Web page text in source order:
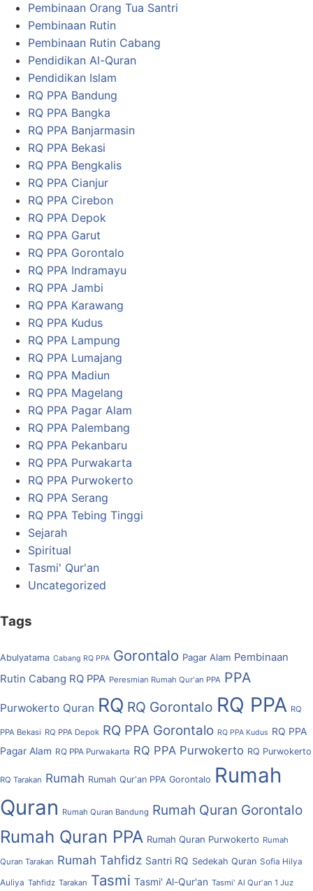
Pembinaan Orang Tua Santri
Pembinaan Rutin
Pembinaan Rutin Cabang
Pendidikan Al-Quran
Pendidikan Islam
RQ PPA Bandung
RQ PPA Bangka
RQ PPA Banjarmasin
RQ PPA Bekasi
RQ PPA Bengkalis
RQ PPA Cianjur
RQ PPA Cirebon
RQ PPA Depok
RQ PPA Garut
RQ PPA Gorontalo
RQ PPA Indramayu
RQ PPA Jambi
RQ PPA Karawang
RQ PPA Kudus
RQ PPA Lampung
RQ PPA Lumajang
RQ PPA Madiun
RQ PPA Magelang
RQ PPA Pagar Alam
RQ PPA Palembang
RQ PPA Pekanbaru
RQ PPA Purwakarta
RQ PPA Purwokerto
RQ PPA Serang
RQ PPA Tebing Tinggi
Sejarah
Spiritual
Tasmi' Qur'an
Uncategorized
Tags
Abulyatama Cabang RQ PPA Gorontalo Pagar Alam Pembinaan
Rutin Cabang RQ PPA Peresmian Rumah Qur'an PPA PPA
Purwokerto Quran RQ RQ Gorontalo RQ PPA RQ
PPA Bekasi RQ PPA Depok RQ PPA Gorontalo RQ PPA Kudus RQ PPA
Pagar Alam RQ PPA Purwakarta RQ PPA Purwokerto RQ Purwokerto
RQ Tarakan Rumah Rumah Qur'an PPA Gorontalo Rumah
Quran Rumah Quran Bandung Rumah Quran Gorontalo
Rumah Quran PPA Rumah Quran Purwokerto Rumah
Quran Tarakan Rumah Tahfidz Santri RQ Sedekah Quran Sofia Hilya
Auliya Tahfidz Tarakan Tasmi Tasmi' Al-Qur'an Tasmi' Al Qur'an 1 Juz